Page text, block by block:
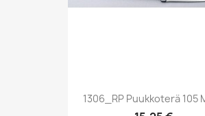
1306_RP Puukkoterä 105